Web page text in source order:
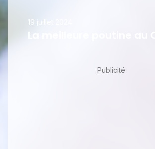
19 juillet 2024
La meilleure poutine au
Publicité